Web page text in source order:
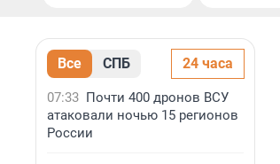
Все СПБ 24 часа
07:33 Почти 400 дронов ВСУ
атаковали ночью 15 регионов
России